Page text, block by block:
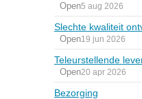
Open5 aug 2026
Slechte kwaliteit
Open19 jun 2026
Teleurstellende
Open20 apr 2026
Bezorging